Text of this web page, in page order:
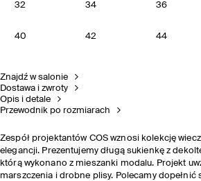
32 34 36
40 42 44
Znajdź w salonie
Dostawa i zwroty
Opis i detale
Przewodnik po rozmiarach
Zespół projektantów COS wznosi kolekcję
elegancji. Prezentujemy długą sukienkę z
którą wykonano z mieszanki modalu. Projekt
marszczenia i drobne plisy. Polecamy dopełnić